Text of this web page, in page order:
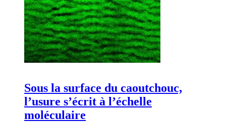
Sous la surface du caoutchouc,
l’usure s’écrit à l’échelle
moléculaire